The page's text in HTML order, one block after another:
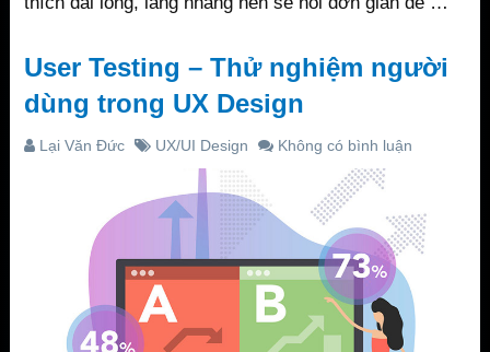
User Testing – Thử nghiệm người
dùng trong UX Design
Lại Văn Đức UX/UI Design Không có bình luận